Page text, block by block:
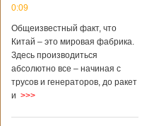
0:09
Общеизвестный факт, что
Китай – это мировая фабрика.
Здесь производиться
абсолютно все – начиная с
трусов и генераторов, до ракет
и >>>